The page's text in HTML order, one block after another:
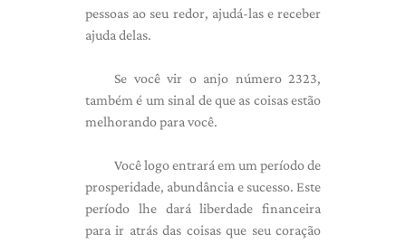
pessoas ao seu redor, ajudá-las e receber
ajuda delas.
Se você vir o anjo número 2323,
também é um sinal de que as coisas estão
melhorando para você.
Você logo entrará em um período de
prosperidade, abundância e sucesso. Este
período lhe dará liberdade financeira
para ir atrás das coisas que seu coração